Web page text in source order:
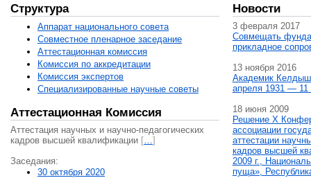
Структура
Аппарат национального совета
Совместное пленарное заседание
Аттестационная комисcия
Комиссия по аккредитации
Комиссия экспертов
Специализированные научные советы
Аттестационная Комиссия
Аттестация научных и научно-педагогических
кадров высшей квалификации […]
Заседания:
30 октября 2020
Новости
3 февраля 2017
Совмещать
прикладное
13 ноября 2016
Академик
апреля 1931 — 11
18 июня 2009
Решение X
ассоциации
аттестации
кадров высшей
2009 г.,
пуща»,